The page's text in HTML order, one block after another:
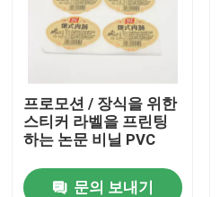
프로모션 / 장식을 위한
스티커 라벨을 프린팅
하는 논문 비닐 PVC
문의 보내기